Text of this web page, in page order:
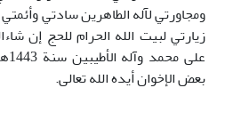
ومجاورتي لآله الطاهرين سادتي وأئمتي
زيارتي لبيت الله الحرام للحج إن
بعض الإخوان أيده الله تعالى.